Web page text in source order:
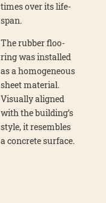
times over its life­
span.
The rub­ber flo­o­
ring was instal­led
as a homo­ge­neous
sheet mate­ri­al.
Visual­ly ali­gned
with the building’s
style, it resem­bles
a con­cre­te sur­face.